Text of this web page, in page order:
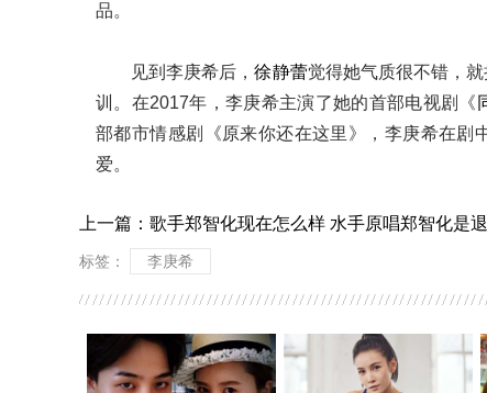
品。
见到李庚希后，徐静蕾觉得她气质很不错，
训。在2017年，李庚希主演了她的首部电视剧《
部都市情感剧《原来你还在这里》，李庚希在剧
爱。
上一篇： 歌手郑智化现在怎么样 水手原唱郑智化是
标签： 李庚希